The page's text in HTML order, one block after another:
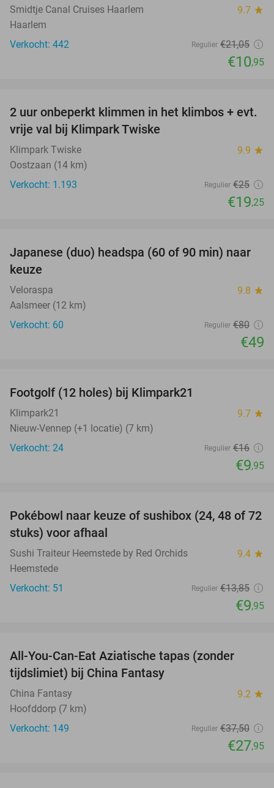
Smidtje Canal Cruises Haarlem 9.7 star
Haarlem
Verkocht: 442
Regulier €21,05
€10,95
23%
2 uur onbeperkt klimmen in het klimbos + evt.
vrije val bij Klimpark Twiske
Klimpark Twiske 9.9 star
Oostzaan (14 km)
Verkocht: 1.193
Regulier €25
€19,25
39%
Japanese (duo) headspa (60 of 90 min) naar
keuze
Veloraspa 9.8 star
Aalsmeer (12 km)
Verkocht: 60
Regulier €80
€49
Footgolf (12 holes) bij Klimpark21
Klimpark21 9.7 star
Nieuw-Vennep (+1 locatie) (7 km)
Verkocht: 24
Regulier €16
€9,95
28%
Pokébowl naar keuze of sushibox (24, 48 of 72
stuks) voor afhaal
Sushi Traiteur Heemstede by Red Orchids 9.4 star
Heemstede
Verkocht: 51
Regulier €13,85
€9,95
All-You-Can-Eat Aziatische tapas (zonder
tijdslimiet) bij China Fantasy
China Fantasy 9.2 star
Hoofddorp (7 km)
Verkocht: 149
Regulier €37,50
€27,95